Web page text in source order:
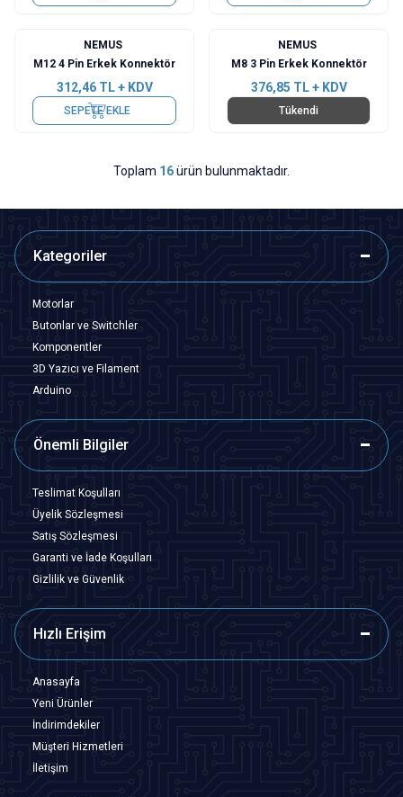
NEMUS
M12 4 Pin Erkek Konnektör
312,46TL + KDV
SEPETE EKLE
NEMUS
M8 3 Pin Erkek Konnektör
376,85 TL + KDV
Tükendi
Toplam 16ürün bulunmaktadır.
Kategoriler
Motorlar
Butonlar ve Switchler
Komponentler
3D Yazıcı ve Filament
Arduino
Önemli Bilgiler
Teslimat Koşulları
Üyelik Sözleşmesi
Satış Sözleşmesi
Garanti ve İade Koşulları
Gizlilik ve Güvenlik
Hızlı Erişim
Anasayfa
Yeni Ürünler
İndirimdekiler
Müşteri Hizmetleri
İletişim